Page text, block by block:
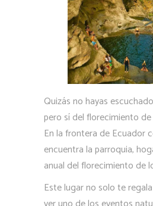
Quizás no hayas
pero sí del florecimiento
En la frontera de Ecuador
encuentra la parroquia,
anual del florecimiento de
Este lugar no solo te